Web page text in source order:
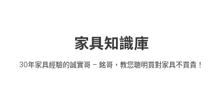
家具知識庫
30年家具經驗的誠實哥 – 銘哥，教您聰明買對家具不買貴！